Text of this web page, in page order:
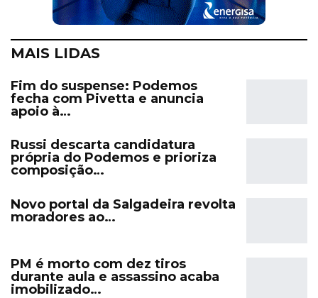
MAIS LIDAS
Fim do suspense: Podemos
fecha com Pivetta e anuncia
apoio à…
Russi descarta candidatura
própria do Podemos e prioriza
composição…
Novo portal da Salgadeira revolta
moradores ao…
PM é morto com dez tiros
durante aula e assassino acaba
imobilizado…